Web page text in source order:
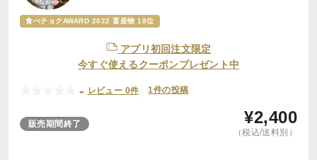
食べチョクAWARD 2022 畜産物 18位
アプリ初回注文限定
今すぐ使えるクーポンプレゼント中
- レビュー 0件 1件の投稿
販売期間終了 ¥2,400
（税込/送料別）